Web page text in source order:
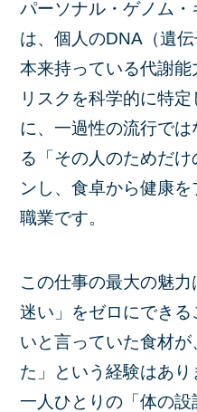
パーソナル・ゲノム
は、個人のDNA（遺
本来持っている代謝
リスクを科学的に特
に、一過性の流行で
る「その人のためだ
ンし、食卓から健康
職業です。
この仕事の最大の魅
迷い」をゼロにでき
いと言っていた食材
た」という経験はあり
一人ひとりの「体の設